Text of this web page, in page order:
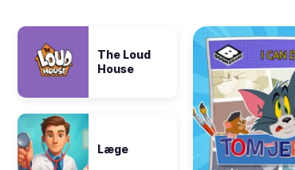
The Loud
House
Læge